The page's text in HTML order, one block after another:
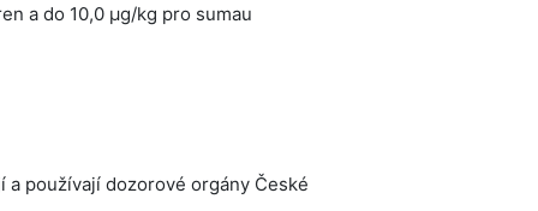
a do 10,0 μg/kg pro sumau
používají dozorové orgány České